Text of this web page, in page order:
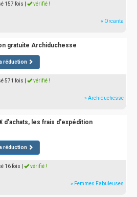
157 fois vérifié !
» Orcanta
gratuite Archiduchesse
réduction
571 fois vérifié !
» Archiduchesse
d'achats, les frais d'expédition
réduction
16 fois vérifié !
» Femmes Fabuleuses